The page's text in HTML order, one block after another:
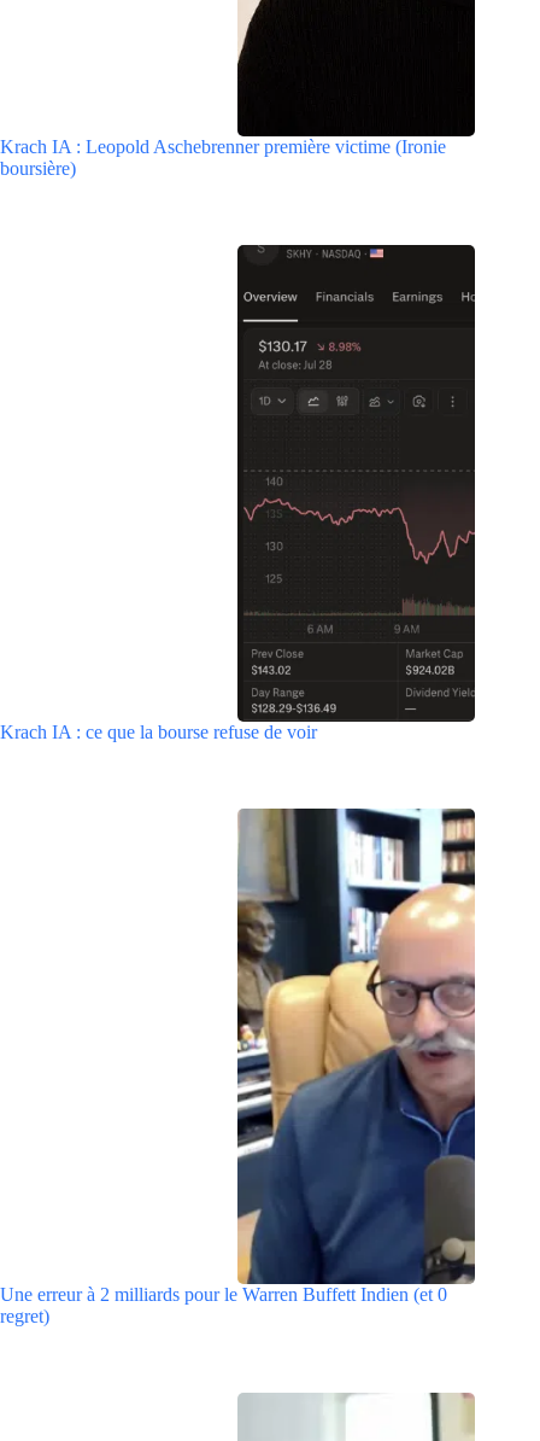
Krach IA : Leopold Aschebrenner première victime (Ironie
boursière)
Krach IA : ce que la bourse refuse de voir
Une erreur à 2 milliards pour le Warren Buffett Indien (et 0
regret)